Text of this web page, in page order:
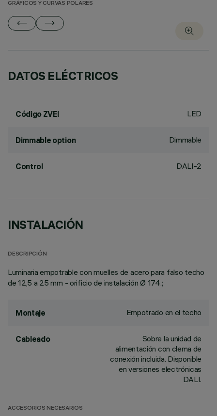
GRÁFICOS Y CURVAS POLARES
DATOS ELÉCTRICOS
Código ZVEI LED
Dimmable option Dimmable
Control DALI-2
INSTALACIÓN
DESCRIPCIÓN
Luminaria empotrable con muelles de acero para falso techo
de 12,5 a 25 mm - orificio de instalación Ø 174.;
Montaje Empotrado en el techo
Cableado
Sobre la unidad de
alimentación con clema de
conexión incluida. Disponible
en versiones electrónicas
DALI.
ACCESORIOS NECESARIOS